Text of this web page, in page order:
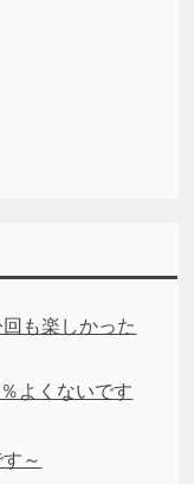
も楽しかった
よくないです
～